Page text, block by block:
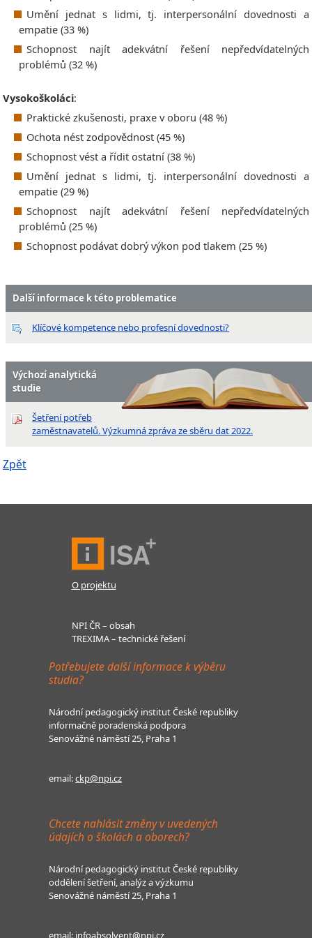
Umění jednat s lidmi, tj. interpersonální dovednosti a
empatie (33 %)
Schopnost najít adekvátní řešení nepředvídatelných
problémů (32 %)
Vysokoškoláci:
Praktické zkušenosti, praxe v oboru (48 %)
Ochota nést zodpovědnost (45 %)
Schopnost vést a řídit ostatní (38 %)
Umění jednat s lidmi, tj. interpersonální dovednosti a
empatie (29 %)
Schopnost najít adekvátní řešení nepředvídatelných
problémů (25 %)
Schopnost podávat dobrý výkon pod tlakem (25 %)
Další informace k této problematice
Klíčové kompetence nebo profesní dovednosti?
Výchozí analytická
studie
Šetření potřeb
zaměstnavatelů. Výzkumná zpráva ze sběru dat 2022.
Zpět
O projektu
NPI ČR – obsah
TREXIMA – technické řešení
Potřebujete další informace k výběru
studia?
Národní pedagogický institut České republiky
informačně poradenská podpora
Senovážné náměstí 25, Praha 1
email:ckp@npi.cz
Chcete nahlásit změny v uvedených
údajích o školách a oborech?
Národní pedagogický institut České republiky
oddělení šetření, analýz a výzkumu
Senovážné náměstí 25, Praha 1
email: infoabsolvent@npi.cz